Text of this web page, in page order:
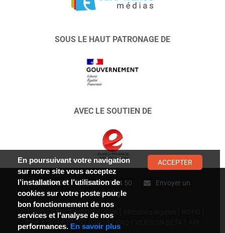
SOUS LE HAUT PATRONAGE DE
AVEC LE SOUTIEN DE
CONTACT : 01 47 01 34 50
Envoyer un
message
© EURO FRANCE MÉDIAS 2026
Siret n°403 627 797 000 18
En poursuivant votre navigation
sur notre site vous acceptez
l’installation et l’utilisation de
cookies sur votre poste pour le
bon fonctionnement de nos
services et l'analyse de nos
performances. En savoir plus
ACCEPTER